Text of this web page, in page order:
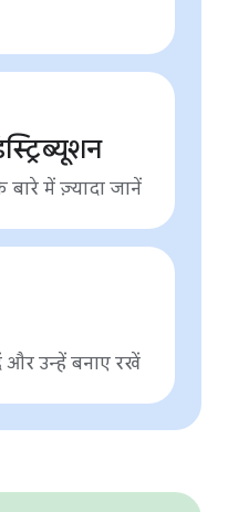
बारे में ज़्यादा जानें
और उन्हें बनाए रखें